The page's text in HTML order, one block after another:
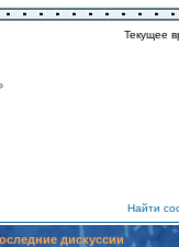
Текущее
Найти
дискуссии